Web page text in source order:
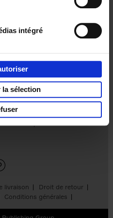
intégré
sélection
au panier
livraison
Droit de retour
Conditions générales
de lecture, de